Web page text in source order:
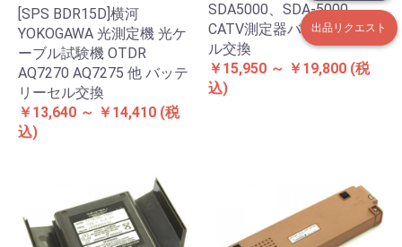
出品リクエスト
[SPS BDR15D]横河
YOKOGAWA 光測定機 光ケ
ーブル試験機 OTDR
AQ7270 AQ7275 他 バッテ
リーセル交換
￥13,640 ～ ￥14,410 (税
込)
SDA5000、SDA-5000
CATV測定器バッテリーセ
ル交換
￥15,950 ～ ￥19,800 (税
込)